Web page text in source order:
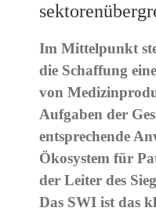
Im Mittelpunkt
die Schaffung
von
Aufgaben der
entsprechende
Ökosystem für
der Leiter des
Das SWI ist das